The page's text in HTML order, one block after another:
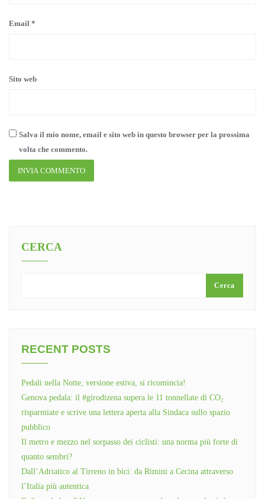
Email *
Sito web
Salva il mio nome, email e sito web in questo browser per la prossima
volta che commento.
CERCA
Cerca
RECENT POSTS
Pedali nella Notte, versione estiva, si ricomincia!
Genova pedala: il #girodizena supera le 11 tonnellate di CO₂
risparmiate e scrive una lettera aperta alla Sindaca sullo spazio
pubblico
Il metro e mezzo nel sorpasso dei ciclisti: una norma più forte di
quanto sembri?
Dall’Adriatico al Tirreno in bici: da Rimini a Cecina attraverso
l’Italia più autentica